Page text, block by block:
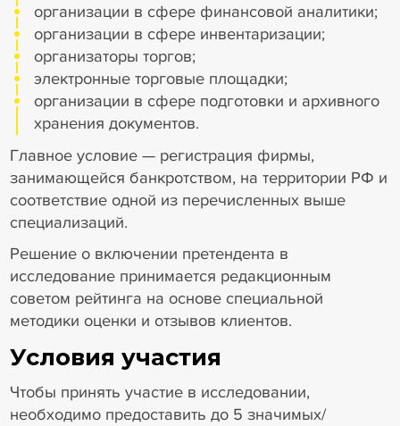
организации в сфере финансовой аналитики;
организации в сфере инвентаризации;
организаторы торгов;
электронные торговые площадки;
организации в сфере подготовки и архивного
хранения документов.
Главное условие — регистрация фирмы,
занимающейся банкротством, на территории РФ и
соответствие одной из перечисленных выше
специализаций.
Решение о включении претендента в
исследование принимается редакционным
советом рейтинга на основе специальной
методики оценки и отзывов клиентов.
Условия участия
Чтобы принять участие в исследовании,
необходимо предоставить до 5 значимых/